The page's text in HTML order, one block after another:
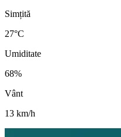
Simțită
27°C
Umiditate
68%
Vânt
13 km/h